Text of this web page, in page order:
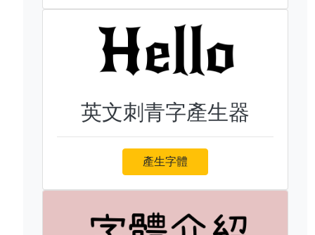
英文刺青字產生器
產生字體